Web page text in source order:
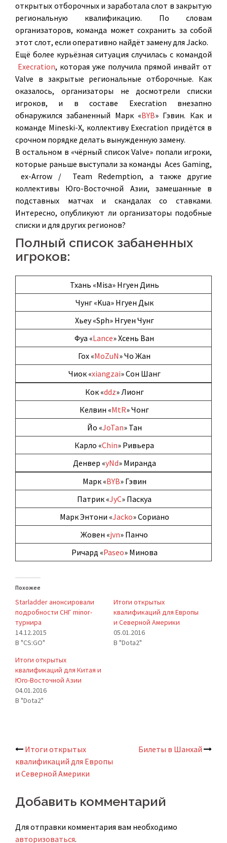
открытых отборочных и заработала слот в закрытую
региональную квалификацию. По словам
организаторов, команда может сохранить за собой
этот слот, если оперативно найдёт замену для Jacko.
Ещё более курьёзная ситуация случилась с командой
Execration, которая уже получила прямой инвайт от
Valve в закрытые региональные отборочные. Как
оказалось, организаторы не досмотрели списки
игроков, и в составе Execration внезапно
обнаружился забаненный Марк «BYB» Гэвин. Как и
команде Mineski-X, коллективу Execration придётся в
срочном порядке делать вынужденную замену.
В остальном в «чёрный список Valve» попали игроки,
которые раньше выступали за команды Aces Gaming,
ex-Arrow / Team Redemption, а также другие
коллективы Юго-Восточной Азии, замешанные в
подставных матчах и скандалах со ставками.
Интересно, опубликуют ли организаторы подобные
списки и для других регионов?
Полный список забаненных
игроков:
Тхань «Misa» Нгуен Динь
Чунг «Kua» Нгуен Дык
Хьеу «Sph» Нгуен Чунг
Фуа «Lance» Хсень Ван
Гох «MoZuN» Чо Жан
Чиок «xiangzai» Сон Шанг
Кок «ddz» Лионг
Келвин «MtR» Чонг
Йо «JoTan» Тан
Карло «Chin» Ривьера
Денвер «yNd» Миранда
Марк «BYB» Гэвин
Патрик «JyC» Паскуа
Марк Энтони «Jacko» Сориано
Жовен «jvn» Панчо
Ричард «Paseo» Минова
Похожее
Starladder анонсировали
подробности СНГ minor-
турнира
14.12.2015
В "CS:GO"
Итоги открытых
квалификаций для Европы
и Северной Америки
05.01.2016
В "Dota2"
Итоги открытых
квалификаций для Китая и
Юго-Восточной Азии
04.01.2016
В "Dota2"
Навигация
по
записям
Итоги открытых
квалификаций для Европы
и Северной Америки
Билеты в Шанхай
Добавить комментарий
Для отправки комментария вам необходимо
авторизоваться.